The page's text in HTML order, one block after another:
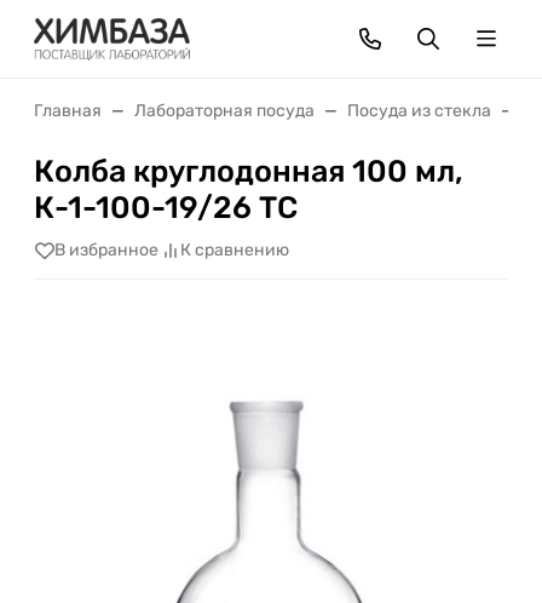
Главная Лабораторная посуда Посуда из стекла
Колба круглодонная 100 мл,
К-1-100-19/26 ТС
В избранное К сравнению